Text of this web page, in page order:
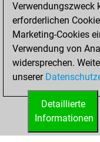
Verwendungszweck
erforderlichen
Marketing-Cookies
Verwendung von
widersprechen.
unserer
Detaillierte
Informationen